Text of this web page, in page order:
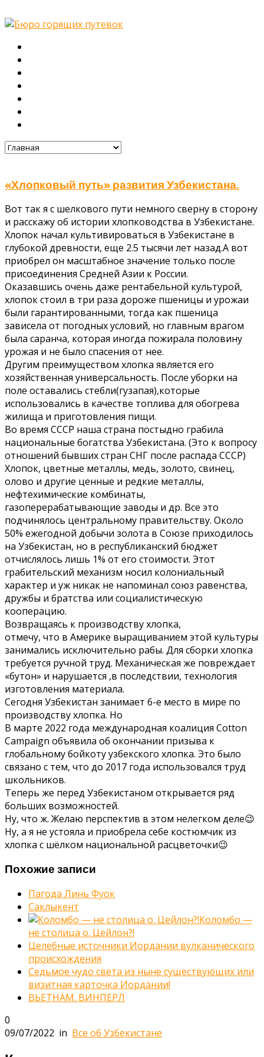
«Хлопковый путь» развития Узбекистана.
Вот так я с шелкового пути немного сверну в сторону
и расскажу об истории хлопководства в Узбекистане.
Хлопок начал культивироваться в Узбекистане в
глубокой древности, еще 2.5 тысячи лет назад.А вот
приобрел он масштабное значение только после
присоединения Средней Азии к России.
Оказавшись очень даже рентабельной культурой,
хлопок стоил в три раза дороже пшеницы и урожаи
были гарантированными, тогда как пшеница
зависела от погодных условий, но главным врагом
была саранча, которая иногда пожирала половину
урожая и не было спасения от нее.
Другим преимуществом хлопка является его
хозяйственная универсальность. После уборки на
поле оставались стебли(гузапая),которые
использовались в качестве топлива для обогрева
жилища и приготовления пищи.
Во время СССР наша страна постыдно грабила
национальные богатства Узбекистана. (Это к вопросу
отношений бывших стран СНГ после распада СССР)
Хлопок, цветные металлы, медь, золото, свинец,
олово и другие ценные и редкие металлы,
нефтехимические комбинаты,
газоперерабатывающие заводы и др. Все это
подчинялось центральному правительству. Около
50% ежегодной добычи золота в Союзе приходилось
на Узбекистан, но в республиканский бюджет
отчислялось лишь 1% от его стоимости. Этот
грабительский механизм носил колониальный
характер и уж никак не напоминал союз равенства,
дружбы и братства или социалистическую
кооперацию.
Возвращаясь к производству хлопка,
отмечу, что в Америке выращиванием этой культуры
занимались исключительно рабы. Для сборки хлопка
требуется ручной труд. Механическая же повреждает
«бутон» и нарушается ,в последствии, технология
изготовления материала.
Сегодня Узбекистан занимает 6-е место в мире по
производству хлопка. Но
В марте 2022 года международная коалиция Cotton
Campaign объявила об окончании призыва к
глобальному бойкоту узбекского хлопка. Это было
связано с тем, что до 2017 года использовался труд
школьников.
Теперь же перед Узбекистаном открывается ряд
больших возможностей.
Ну, что ж. Желаю перспектив в этом нелегком деле😉
Ну, а я не устояла и приобрела себе костюмчик из
хлопка с шёлком национальной расцветочки😉
Похожие записи
Пагода Линь Фуок
Саклыкент
Коломбо —
не столица о. Цейлон?!
Целебные источники Иордании вулканического
происхождения
Седьмое чудо света из ныне существующих или
визитная карточка Иордании!
ВЬЕТНАМ. ВИНПЕРЛ
0
09/07/2022 in Все об Узбекистане